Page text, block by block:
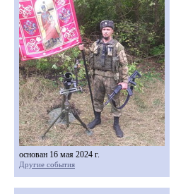
основан 16 мая 2024 г.
Другие события